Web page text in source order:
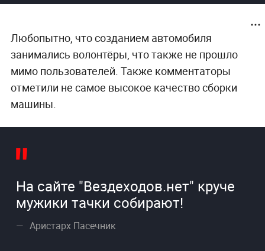
Любопытно, что созданием автомобиля
занимались волонтёры, что также не прошло
мимо пользователей. Также комментаторы
отметили не самое высокое качество сборки
машины.
На сайте "Вездеходов.нет" круче
мужики тачки собирают!
Аристарх Пасечник